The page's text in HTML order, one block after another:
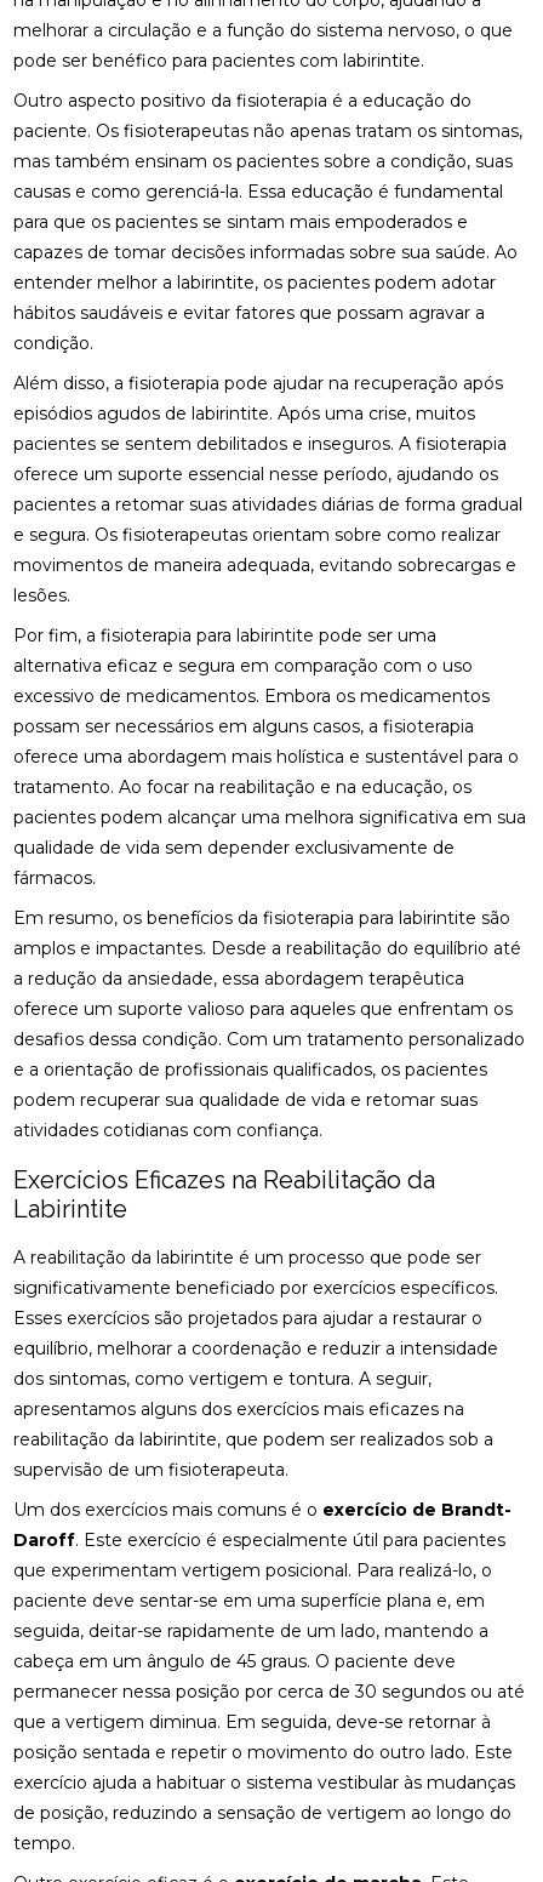
melhorar a circulação e a função do sistema nervoso, o que
pode ser benéfico para pacientes com labirintite.
Outro aspecto positivo da fisioterapia é a educação do
paciente. Os fisioterapeutas não apenas tratam os sintomas,
mas também ensinam os pacientes sobre a condição, suas
causas e como gerenciá-la. Essa educação é fundamental
para que os pacientes se sintam mais empoderados e
capazes de tomar decisões informadas sobre sua saúde. Ao
entender melhor a labirintite, os pacientes podem adotar
hábitos saudáveis e evitar fatores que possam agravar a
condição.
Além disso, a fisioterapia pode ajudar na recuperação após
episódios agudos de labirintite. Após uma crise, muitos
pacientes se sentem debilitados e inseguros. A fisioterapia
oferece um suporte essencial nesse período, ajudando os
pacientes a retomar suas atividades diárias de forma gradual
e segura. Os fisioterapeutas orientam sobre como realizar
movimentos de maneira adequada, evitando sobrecargas e
lesões.
Por fim, a fisioterapia para labirintite pode ser uma
alternativa eficaz e segura em comparação com o uso
excessivo de medicamentos. Embora os medicamentos
possam ser necessários em alguns casos, a fisioterapia
oferece uma abordagem mais holística e sustentável para o
tratamento. Ao focar na reabilitação e na educação, os
pacientes podem alcançar uma melhora significativa em sua
qualidade de vida sem depender exclusivamente de
fármacos.
Em resumo, os benefícios da fisioterapia para labirintite são
amplos e impactantes. Desde a reabilitação do equilíbrio até
a redução da ansiedade, essa abordagem terapêutica
oferece um suporte valioso para aqueles que enfrentam os
desafios dessa condição. Com um tratamento personalizado
e a orientação de profissionais qualificados, os pacientes
podem recuperar sua qualidade de vida e retomar suas
atividades cotidianas com confiança.
Exercícios Eficazes na Reabilitação da
Labirintite
A reabilitação da labirintite é um processo que pode ser
significativamente beneficiado por exercícios específicos.
Esses exercícios são projetados para ajudar a restaurar o
equilíbrio, melhorar a coordenação e reduzir a intensidade
dos sintomas, como vertigem e tontura. A seguir,
apresentamos alguns dos exercícios mais eficazes na
reabilitação da labirintite, que podem ser realizados sob a
supervisão de um fisioterapeuta.
Um dos exercícios mais comuns é o exercício de Brandt-
Daroff. Este exercício é especialmente útil para pacientes
que experimentam vertigem posicional. Para realizá-lo, o
paciente deve sentar-se em uma superfície plana e, em
seguida, deitar-se rapidamente de um lado, mantendo a
cabeça em um ângulo de 45 graus. O paciente deve
permanecer nessa posição por cerca de 30 segundos ou até
que a vertigem diminua. Em seguida, deve-se retornar à
posição sentada e repetir o movimento do outro lado. Este
exercício ajuda a habituar o sistema vestibular às mudanças
de posição, reduzindo a sensação de vertigem ao longo do
tempo.
BENEFÍCIOS DA QUIROPRAXIA EM NITERÓI
BENEFÍCIOS DA QUIROPRAXIA PARA A SAÚDE
BENEFÍCIOS DA QUIROPRAXIA PARA ALIVIAR O
NERVO CIÁTICO
BENEFÍCIOS DA QUIROPRAXIA PARA JOELHO E
COMO FUNCIONA
BENEFÍCIOS DA QUIROPRAXIA PARA O NERVO
CIÁTICO
BENEFÍCIOS DA QUIROPRAXIA PARA SUA SAÚDE
BENEFÍCIOS DAS PALMILHAS PARA JOANETE
CLÍNICA DE OSTEOPATIA: COMO ESCOLHER A
MELHOR PARA SUAS NECESSIDADES
CLÍNICA DE QUIROPRAXIA PERTO DE MIM:
ENCONTRE ALÍVIO E BEM-ESTAR NA REGIÃO
CLÍNICA DE QUIROPRAXIA PERTO DE MIM:
ENCONTRE ALÍVIO E BEM-ESTAR NA SUA REGIÃO
CLÍNICA DE QUIROPRAXIA PERTO DE MIM:
ENCONTRE ALÍVIO E BEM-ESTAR PELA REGIÃO
CLÍNICA DE QUIROPRAXIA PERTO DE MIM:
LOCALIZE ALÍVIO E BEM-ESTAR NA SUA REGIÃO
CLÍNICA DE QUIROPRAXIA PERTO DE MIM: TUDO
COMO A ACUPUNTURA PODE ALIVIAR A
ENXAQUECA DE FORMA EFICAZ
COMO A ACUPUNTURA PODE ALIVIAR A
ENXAQUECA E MELHORAR SUA QUALIDADE DE
VIDA
COMO A ACUPUNTURA PODE ALIVIAR A
COMO A CONSULTA COM UM ACUPUNTURISTA
PODE TRANSFORMAR SUA SAÚDE
REABILITAÇÃO DO LABIRINTO
COMO A FISIOTERAPIA RESPIRATÓRIA DOMICILIAR
PODE MELHORAR SUA QUALIDADE DE VIDA
COMO A OSTEOPATIA PARA COLUNA PODE
MELHORAR SUA SAÚDE
TRANSFORMAR SUA SAÚDE
COMO A OSTEOPATIA PODE AJUDAR NA
TRATAMENTO DA HÉRNIA DE DISCO
COMO A OSTEOPATIA PODE ALIVIAR A DOR NO
NERVO CIÁTICO
COMO A OSTEOPATIA RJ PODE MELHORAR SUA
QUALIDADE DE VIDA
COMO A PALMILHA PARA ESPORÃO PODE ALIVIAR
SUAS DORES